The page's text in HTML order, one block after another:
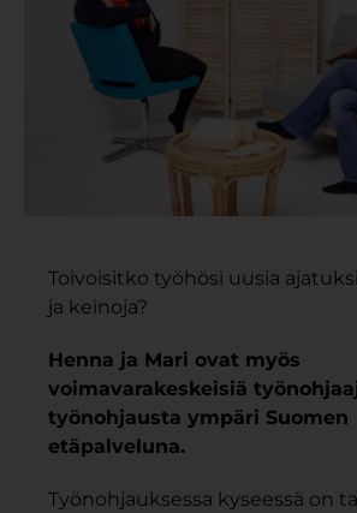
Toivoisitko työhösi uusia
ja keinoja?
Henna ja Mari ovat myös
voimavarakeskeisiä
työnohjausta ympäri Suomen
etäpalveluna.
Työnohjauksessa kyseessä on